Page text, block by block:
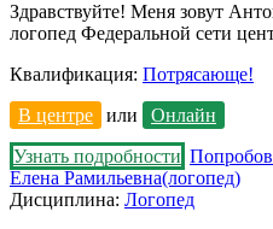
Здравствуйте! Меня зовут
логопед Федеральной сети
Квалификация: Потрясающе!
В центре
или
Онлайн
Узнать подробности
Елена Рамильевна(логопед)
Дисциплина: Логопед